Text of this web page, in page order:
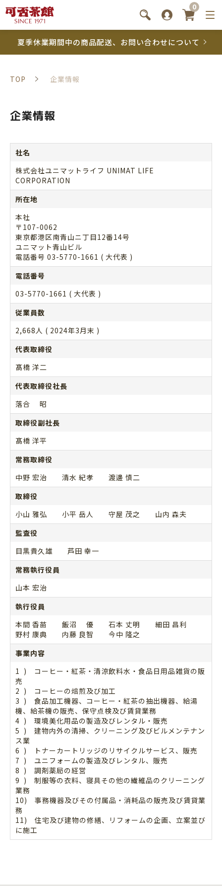
0
夏季休業期間中の商品配送、お問い合わせについて
TOP 企業情報
企業情報
社名
株式会社ユニマットライフ UNIMAT LIFE
CORPORATION
所在地
本社
〒107-0062
東京都港区南青山ニ丁目12番14号
ユニマット青山ビル
電話番号 03-5770-1661 ( 大代表 )
電話番号
03-5770-1661 ( 大代表 )
従業員数
2,668人 ( 2024年3月末 )
代表取締役
髙橋 洋二
代表取締役社長
落合 昭
取締役副社長
髙橋 洋平
常務取締役
中野 宏治 清水 紀孝 渡邊 慎二
取締役
小山 雅弘 小平 岳人 守屋 茂之 山内 森夫
監査役
目黒貴久雄 芦田 幸一
常務執行役員
山本 宏治
執行役員
本間 香苗 飯沼 優 石本 丈明 細田 昌利
野村 康典 内藤 良智 今中 隆之
事業内容
1 ) コーヒー・紅茶・清涼飲料水・食品日用品雑貨の販
売
2 ) コーヒーの焙煎及び加工
3 ) 食品加工機器、コーヒー・紅茶の抽出機器、給湯
機、給茶機の販売、保守点検及び賃貸業務
4 ) 環境美化用品の製造及びレンタル・販売
5 ) 建物内外の清掃、クリーニング及びビルメンテナン
ス業
6 ) トナーカートリッジのリサイクルサービス、販売
7 ) ユニフォームの製造及びレンタル、販売
8 ) 調剤薬局の経営
9 ) 制服等の衣料、寝具その他の繊維品のクリーニング
業務
10) 事務機器及びその付属品・消耗品の販売及び賃貸業
務
11) 住宅及び建物の修繕、リフォームの企画、立案並び
に施工